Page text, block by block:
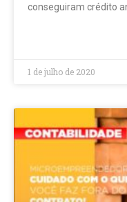
conseguiram crédito
1 de julho de 2020